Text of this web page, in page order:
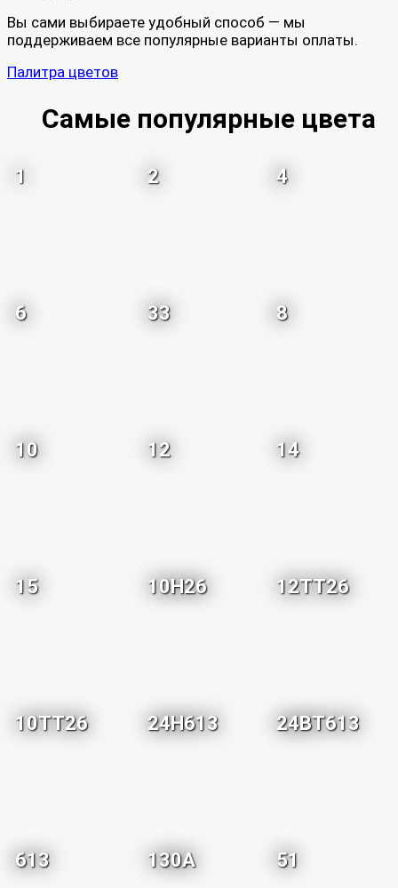
Вы сами выбираете удобный способ — мы
поддерживаем все популярные варианты оплаты.
Палитра цветов
Самые популярные цвета
1 2 4
6 33 8
10 12 14
15 10H26 12TT26
10TT26 24H613 24BT613
613 130A 51